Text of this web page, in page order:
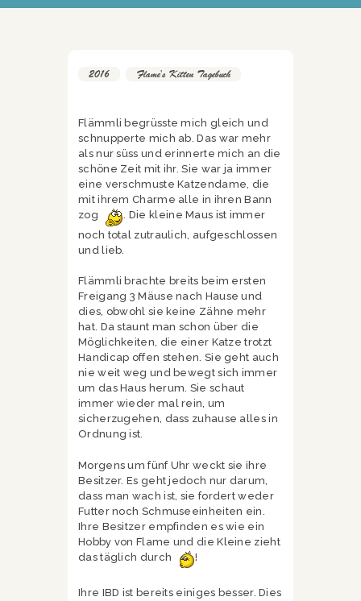
2016 Flame's Kitten Tagebuch
Flämmli begrüsste mich gleich und
schnupperte mich ab. Das war mehr
als nur süss und erinnerte mich an die
schöne Zeit mit ihr. Sie war ja immer
eine verschmuste Katzendame, die
mit ihrem Charme alle in ihren Bann
zog
. Die kleine Maus ist immer
noch total zutraulich, aufgeschlossen
und lieb.
Flämmli brachte breits beim ersten
Freigang 3 Mäuse nach Hause und
dies, obwohl sie keine Zähne mehr
hat. Da staunt man schon über die
Möglichkeiten, die einer Katze trotzt
Handicap offen stehen. Sie geht auch
nie weit weg und bewegt sich immer
um das Haus herum. Sie schaut
immer wieder mal rein, um
sicherzugehen, dass zuhause alles in
Ordnung ist.
Morgens um fünf Uhr weckt sie ihre
Besitzer. Es geht jedoch nur darum,
dass man wach ist, sie fordert weder
Futter noch Schmuseeinheiten ein.
Ihre Besitzer empfinden es wie ein
Hobby von Flame und die Kleine zieht
das täglich durch
!
Ihre IBD ist bereits einiges besser. Dies